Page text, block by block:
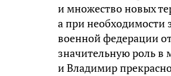
и множество новых
а при необходимости
военной федерации
значительную роль в
и Владимир